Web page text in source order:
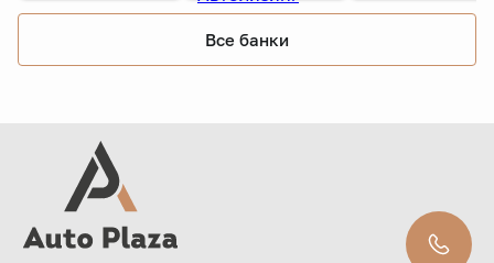
Все банки